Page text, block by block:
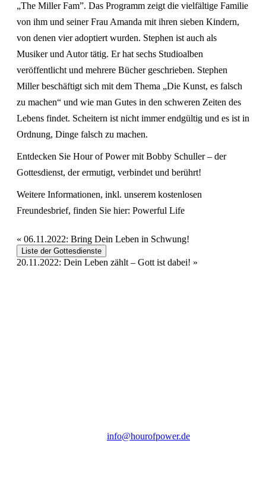
„The Miller Fam”. Das Programm zeigt die vielfältige Familie
von ihm und seiner Frau Amanda mit ihren sieben Kindern,
von denen vier adoptiert wurden. Stephen ist auch als
Musiker und Autor tätig. Er hat sechs Studioalben
veröffentlicht und mehrere Bücher geschrieben. Stephen
Miller beschäftigt sich mit dem Thema „Die Kunst, es falsch
zu machen“ und wie man Gutes in den schweren Zeiten des
Lebens findet. Scheitern ist nicht immer endgültig und es ist in
Ordnung, Dinge falsch zu machen.
Entdecken Sie Hour of Power mit Bobby Schuller – der
Gottesdienst, der ermutigt, verbindet und berührt!
Weitere Informationen, inkl. unserem kostenlosen
Freundesbrief, finden Sie hier: Powerful Life
« 06.11.2022: Bring Dein Leben in Schwung!
Liste der Gottesdienste
20.11.2022: Dein Leben zählt – Gott ist dabei! »
info@hourofpower.de